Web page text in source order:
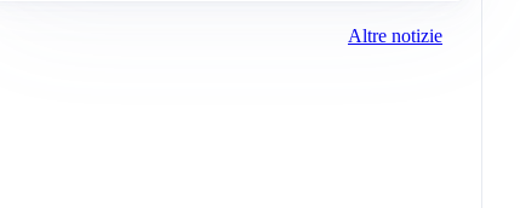
Altre notizie